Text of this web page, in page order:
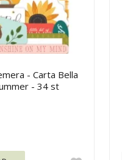
- Carta Bella
- 34 st